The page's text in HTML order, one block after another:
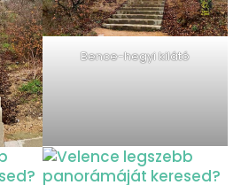
Bence-hegyi kilátó